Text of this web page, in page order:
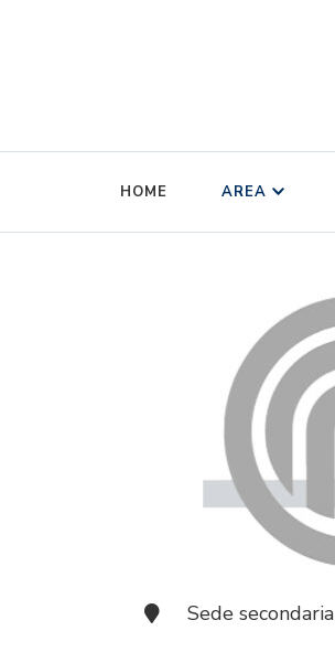
HOME AREA
Sede secondaria